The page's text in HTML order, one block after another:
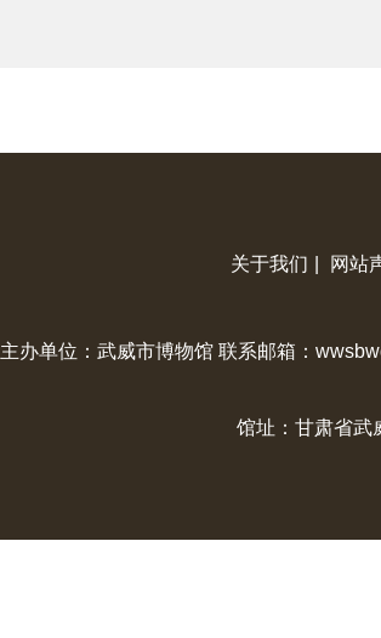
关于我们 网站
主办单位：武威市博物馆 联系邮箱：
馆址：甘肃省武